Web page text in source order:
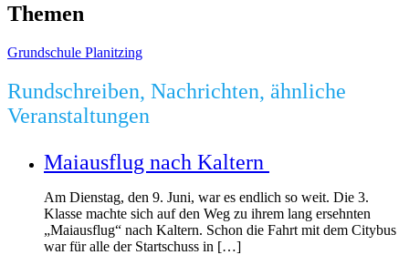
Themen
Grundschule Planitzing
Rundschreiben, Nachrichten, ähnliche
Veranstaltungen
Maiausflug nach Kaltern
Am Dienstag, den 9. Juni, war es endlich so weit. Die 3.
Klasse machte sich auf den Weg zu ihrem lang ersehnten
„Maiausflug“ nach Kaltern. Schon die Fahrt mit dem Citybus
war für alle der Startschuss in […]